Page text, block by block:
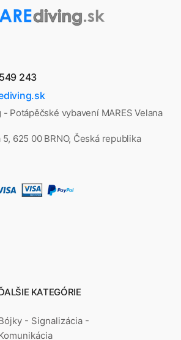
243
Potápěčské vybavení MARES Velana
625 00 BRNO, Česká republika
KATEGÓRIE
- Signalizácia -